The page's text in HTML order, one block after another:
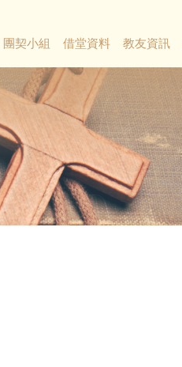
團契小組 借堂資料 教友資訊